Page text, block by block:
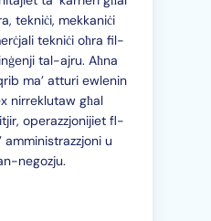
tekniċi, mekkaniċi
tekniċi oħra fil-
tal-ajru. Aħna
ma’ atturi ewlenin
nirreklutaw għal
operazzjonijiet fl-
amministrazzjoni u
negozju.